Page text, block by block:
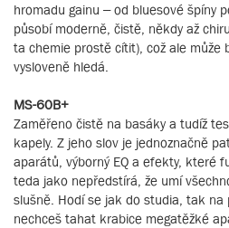
hromadu gainu – od bluesové špíny
působí moderně, čistě, někdy až
ta chemie prostě cítit), což ale může
vysloveně hledá.
MS-60B+
Zaměřeno čistě na basáky a tudíž
kapely. Z jeho slov je jednoznačně
aparátů, výborný EQ a efekty, které
teda jako nepředstírá, že umí
slušně. Hodí se jak do studia, tak na
nechceš tahat krabice megatěžké